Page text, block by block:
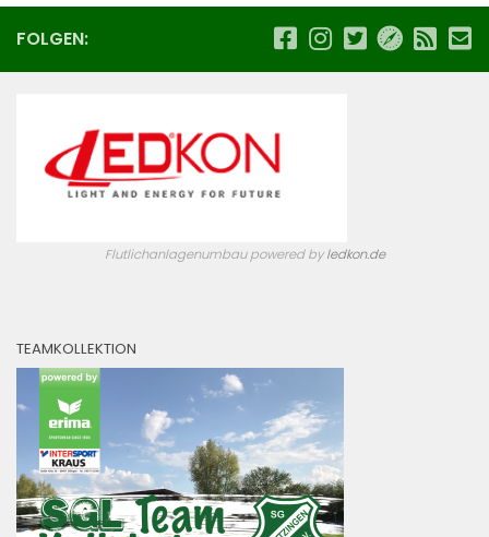
FOLGEN:
Flutlichanlagenumbau powered byledkon.de
TEAMKOLLEKTION